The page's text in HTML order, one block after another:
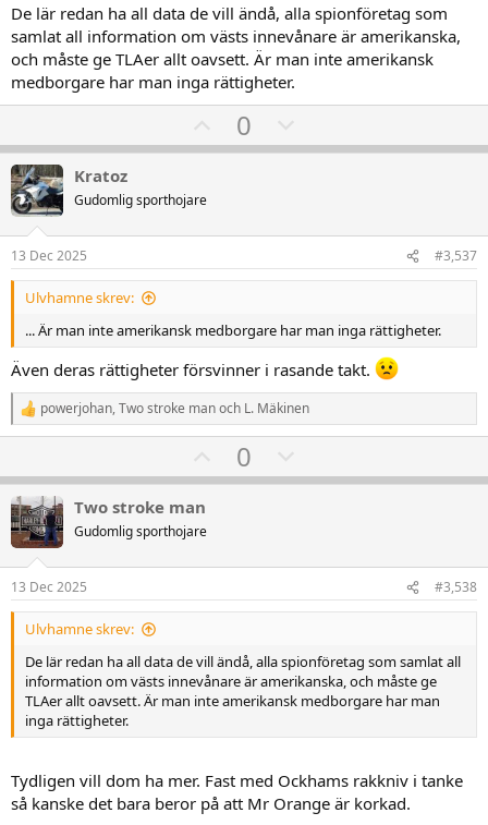
De lär redan ha all data de vill ändå, alla spionföretag som
samlat all information om västs innevånare är amerikanska,
och måste ge TLAer allt oavsett. Är man inte amerikansk
medborgare har man inga rättigheter.
U
p
t
0
o
v
t
Kratoz
Gudomlig sporthojare
13 Dec 2025 #3,537
Ulvhamne skrev:
... Är man inte amerikansk medborgare har man inga rättigheter.
Även deras rättigheter försvinner i rasande takt.
R
e
t
i
o
n
e
r
:
powerjohan,Two stroke manoch L. Mäkinen
U
p
t
0
o
v
t
Two stroke man
Gudomlig sporthojare
13 Dec 2025 #3,538
Ulvhamne skrev:
De lär redan ha all data de vill ändå, alla spionföretag som samlat all
information om västs innevånare är amerikanska, och måste ge
TLAer allt oavsett. Är man inte amerikansk medborgare har man
inga rättigheter.
Tydligen vill dom ha mer. Fast med Ockhams rakkniv i tanke
så kanske det bara beror på att Mr Orange är korkad.